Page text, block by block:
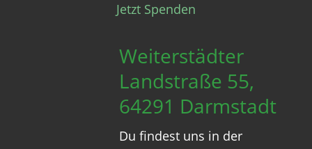
Jetzt Spenden
Weiterstädter
Landstraße 55,
64291 Darmstadt
Du findest uns in der